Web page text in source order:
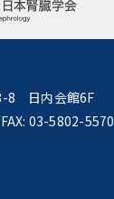
8 日内会館6F
03-5802-5570